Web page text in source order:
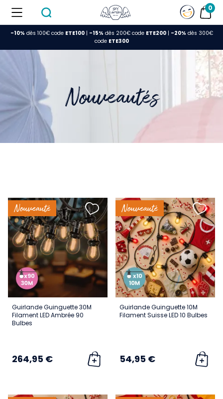
0
-10% dès 100€ code ETE100| -15% dès 200€ code ETE200| -20% dès 300€
code ETE300
Nouveautés
Guirlande Guinguette 30M
Filament LED Ambrée 90
Bulbes
264,95 €
Nouveauté
Guirlande Guinguette 10M
Filament Suisse LED 10 Bulbes
54,95 €
Nouveauté